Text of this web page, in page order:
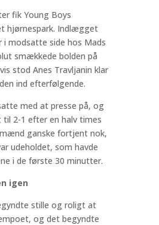
fik Young Boys
hjørnespark. Indlægget
i modsatte side hos Mads
smækkede bolden på
stod Anes Travljanin klar
ind efterfølgende.
med at presse på, og
2-1 efter en halv times
ganske fortjent nok,
udeholdet, som havde
i de første 30 minutter.
igen
stille og roligt at
og det begyndte